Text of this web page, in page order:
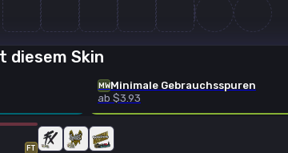
diesem Skin
MWMinimale Gebrauchsspuren
ab $3.93
FT